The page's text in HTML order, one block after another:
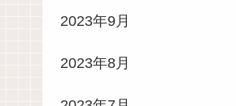
2023年9月
2023年8月